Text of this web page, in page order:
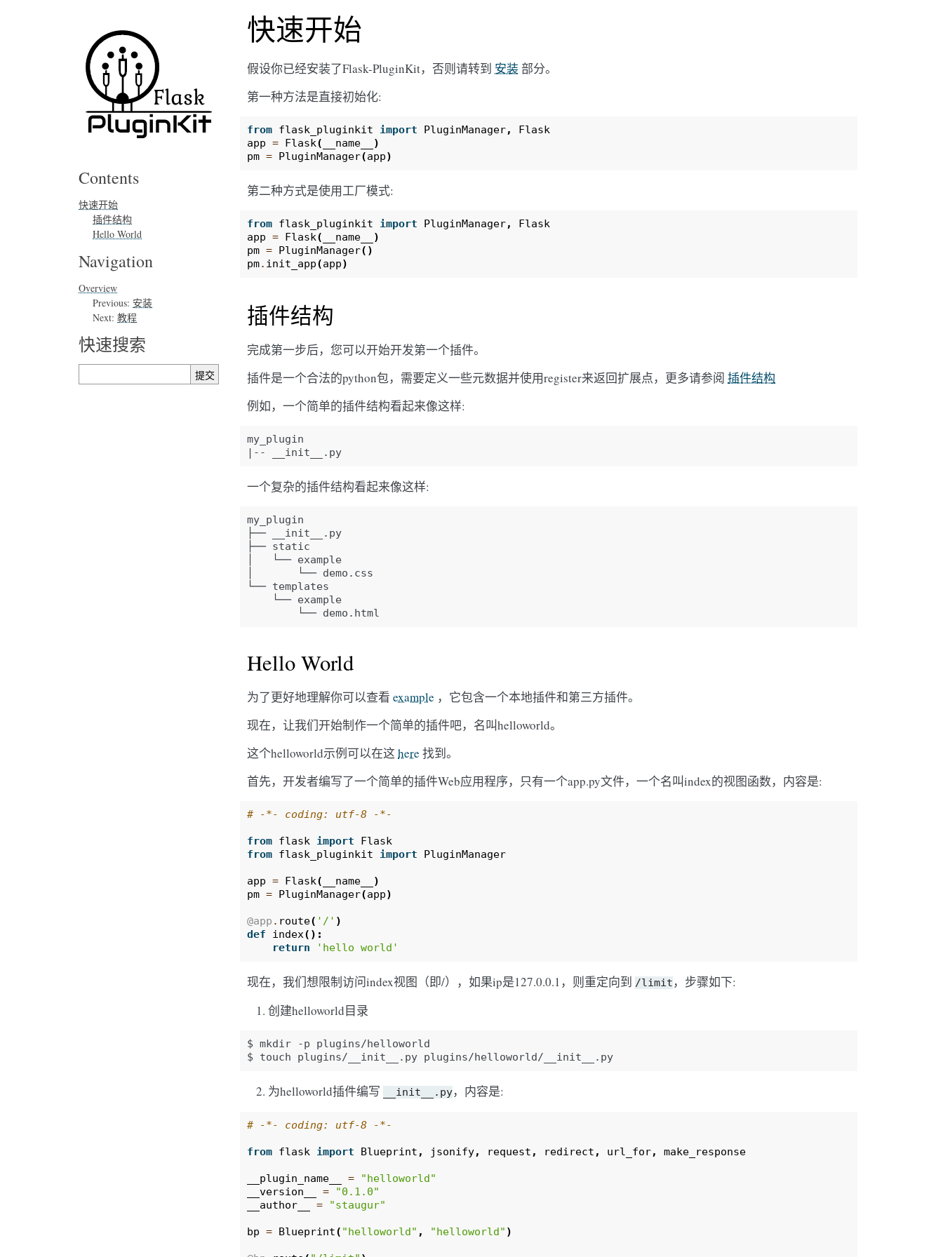
快速开始
假设你已经安装了Flask-PluginKit，否则请转到 安装部分。
第一种方法是直接初始化:
from flask_pluginkit import PluginManager,
Flask
app = Flask( __name__
)
pm = PluginManager(app)
第二种方式是使用工厂模式:
from flask_pluginkit import PluginManager,
Flask
app = Flask( __name__
)
pm = PluginManager()
pm. init_app(app)
插件结构
完成第一步后，您可以开始开发第一个插件。
插件是一个合法的python包，需要定义一些元数据并使用register来返回扩展点，更多请参阅 插件结构
例如，一个简单的插件结构看起来像这样:
my_plugin
一个复杂的插件结构看起来像这样:
my_plugin
├── __init__.py
├── static
│   └── example
│       └── demo.css
└── templates
    └── example
Hello World
为了更好地理解你可以查看 example ，它包含一个本地插件和第三方插件。
现在，让我们开始制作一个简单的插件吧，名叫helloworld。
这个helloworld示例可以在这 here 找到。
首先，开发者编写了一个简单的插件Web应用程序，只有一个app.py文件，一个名叫index的视图函数，内容是:
# -*- coding: utf-8 -*-
from flask import
Flask
from flask_pluginkit import PluginManager
app = Flask( __name__
)
pm = PluginManager(app)
@app . route( '/' )
def
index():
return
'hello world'
现在，我们想限制访问index视图（即/），如果ip是127.0.0.1，则重定向到 /limit ，步骤如下:
创建helloworld目录
$ mkdir -p
plugins/helloworld
$
touch plugins/__init__.py
为helloworld插件编写 __init__.py，内容是:
# -*- coding: utf-8 -*-
from flask import Blueprint , jsonify, request , redirect , url_for, make_response
__plugin_name__ =
"helloworld"
__version__
=
"0.1.0"
__author__
= "staugur"
bp = Blueprint( "helloworld" , "helloworld" )
Contents
快速开始
插件结构
Hello World
Navigation
Overview
Previous: 安装
Next: 教程
快速搜索